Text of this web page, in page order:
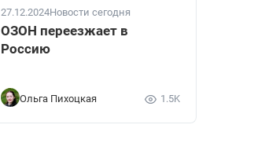
27.12.2024Новости сегодня
ОЗОН переезжает в
Россию
Ольга Пихоцкая 1.5K